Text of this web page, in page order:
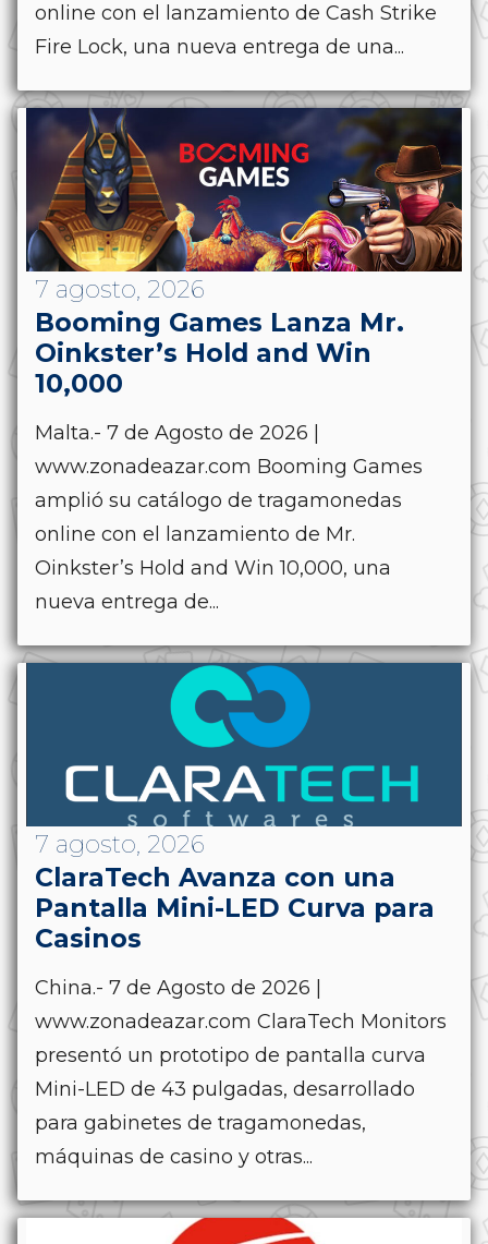
online con el lanzamiento de Cash Strike
Fire Lock, una nueva entrega de una...
7 agosto, 2026
Booming Games Lanza Mr.
Oinkster’s Hold and Win
10,000
Malta.- 7 de Agosto de 2026 |
www.zonadeazar.com Booming Games
amplió su catálogo de tragamonedas
online con el lanzamiento de Mr.
Oinkster’s Hold and Win 10,000, una
nueva entrega de...
7 agosto, 2026
ClaraTech Avanza con una
Pantalla Mini-LED Curva para
Casinos
China.- 7 de Agosto de 2026 |
www.zonadeazar.com ClaraTech Monitors
presentó un prototipo de pantalla curva
Mini-LED de 43 pulgadas, desarrollado
para gabinetes de tragamonedas,
máquinas de casino y otras...